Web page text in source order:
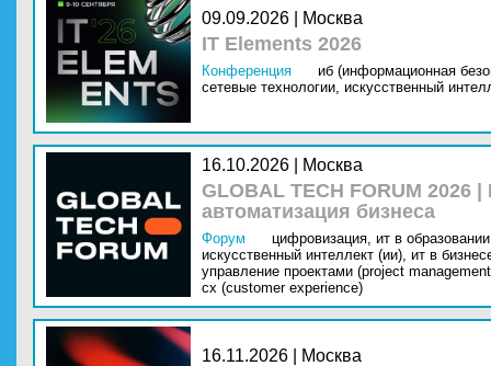
09.09.2026 | Москва
IT Elements 2026
Конференция
иб (информационная
сетевые технологии, искусственный
16.10.2026 | Москва
GLOBAL TECH FORUM
автоматизация бизнеса
Форум цифровизация, ит в
искусственный интеллект (ии), ит в
управление проектами (project
cx (customer experience)
16.11.2026 | Москва